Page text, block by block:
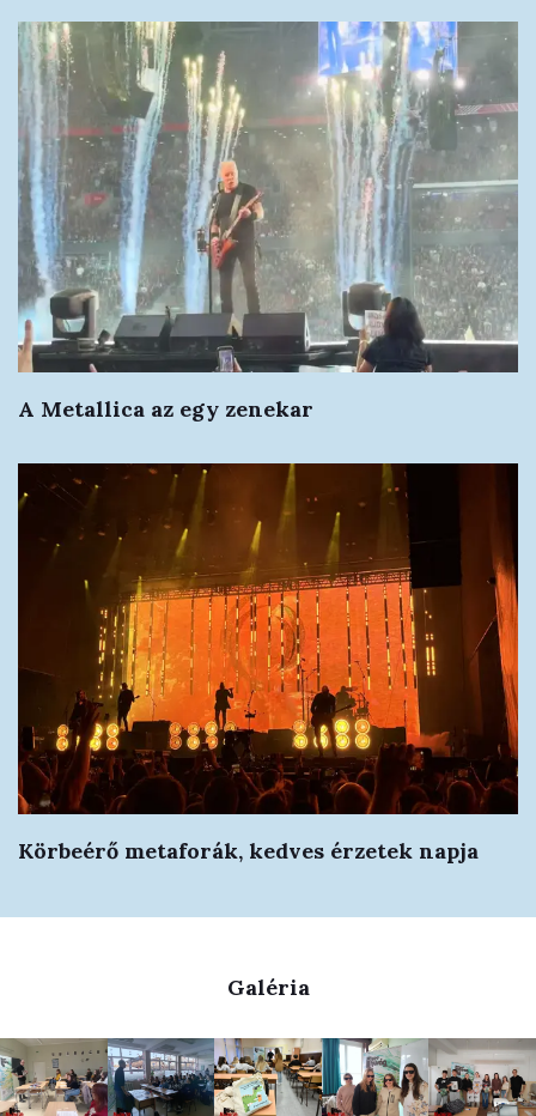
A Metallica az egy zenekar
Körbeérő metaforák, kedves érzetek napja
Galéria